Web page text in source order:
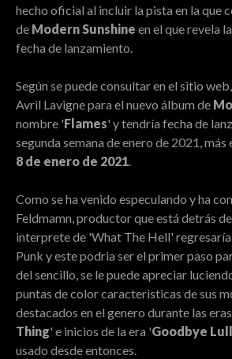
hecho oficial al incluir la pista en la que
de Modern Sunshine en el que revela
fecha de lanzamiento.
Según se puede consultar en el sitio
Avril Lavigne para el nuevo álbum de
nombre 'Flames' y tendría fecha de
segunda semana de enero de 2021,
8 de enero de 2021.
Como se ha venido especulando y ha
Feldmamn, productor que está detrás
interprete de 'What The Hell' regresaría
Punk y este podria ser el primer paso
del sencillo, se le puede apreciar
puntas de color caracteristicas de sus
destacados en el genero durante las
Thing' e inicios de la era 'Goodbye
usado desde entonces.